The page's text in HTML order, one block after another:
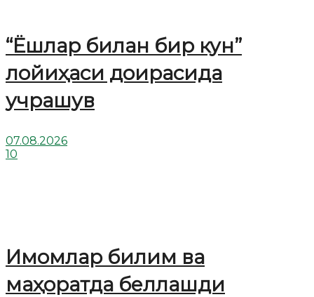
“Ёшлар билан бир кун”
лойиҳаси доирасида
учрашув
07.08.2026
10
Имомлар билим ва
маҳоратда беллашди